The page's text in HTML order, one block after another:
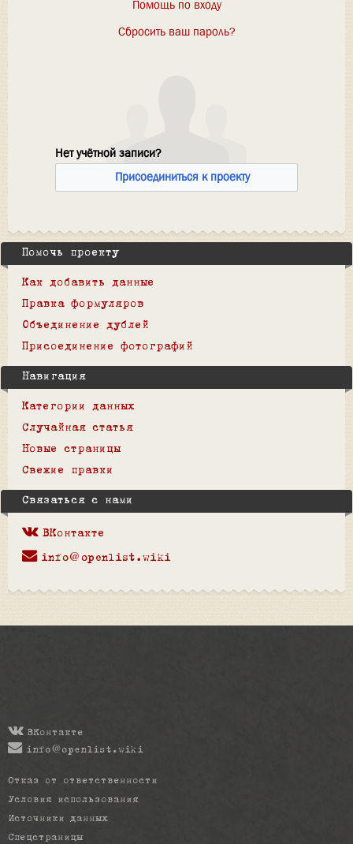
Помощь по входу
Сбросить ваш пароль?
Нет учётной записи?
Присоединиться к проекту
Помочь проекту
Как добавить данные
Правка формуляров
Объединение дублей
Присоединение фотографий
Навигация
Категории данных
Случайная статья
Новые страницы
Свежие правки
Связаться с нами
ВКонтакте
info@openlist.wiki
ВКонтакте
info@openlist.wiki
Отказ от ответственности
Условия использования
Источники данных
Спецстраницы